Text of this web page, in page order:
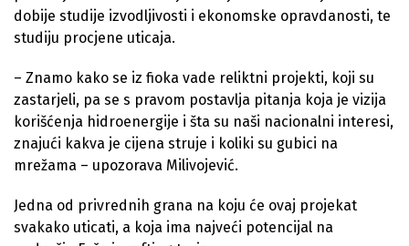
dobije studije izvodljivosti i ekonomske opravdanosti, te
studiju procjene uticaja.
– Znamo kako se iz fioka vade reliktni projekti, koji su
zastarjeli, pa se s pravom postavlja pitanja koja je vizija
korišćenja hidroenergije i šta su naši nacionalni interesi,
znajući kakva je cijena struje i koliki su gubici na
mrežama – upozorava Milivojević.
Jedna od privrednih grana na koju će ovaj projekat
svakako uticati, a koja ima najveći potencijal na